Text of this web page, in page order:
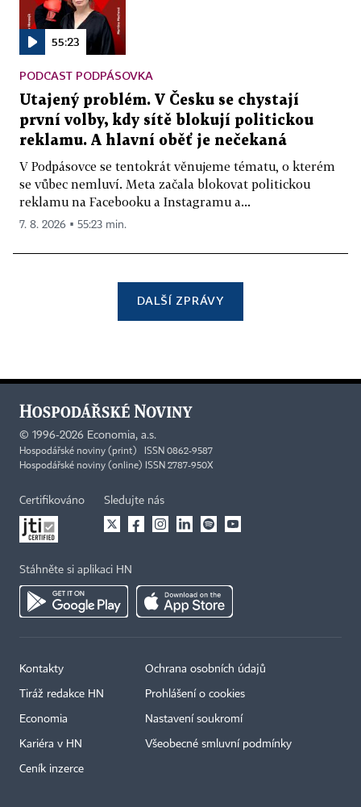
55:23
PODCAST PODPÁSOVKA
Utajený problém. V Česku se chystají
první volby, kdy sítě blokují politickou
reklamu. A hlavní oběť je nečekaná
V Podpásovce se tentokrát věnujeme tématu, o kterém
se vůbec nemluví. Meta začala blokovat politickou
reklamu na Facebooku a Instagramu a...
7. 8. 2026 ▪ 55:23 min.
DALŠÍ ZPRÁVY
© 1996-2026 Economia, a.s.
Hospodářské noviny (print) ISSN 0862-9587
Hospodářské noviny (online) ISSN 2787-950X
Certifikováno Sledujte nás
Stáhněte si aplikaci HN
Kontakty
Tiráž redakce HN
Economia
Kariéra v HN
Ceník inzerce
Ochrana osobních údajů
Prohlášení o cookies
Nastavení soukromí
Všeobecné smluvní podmínky